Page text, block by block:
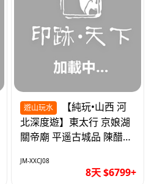
遊山玩水
北深度遊】東太行 京娘湖
關帝廟 平遥古城品 陳醋咖
JM-XXCJ08
8天 $6799+